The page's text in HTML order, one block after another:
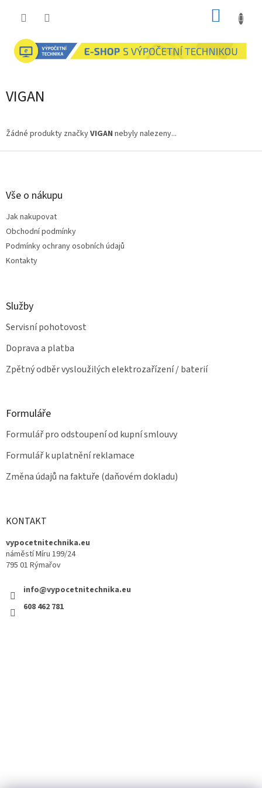
VIGAN
Žádné produkty značkyVIGAN nebyly nalezeny...
Z
Vše o nákupu
Jak nakupovat
Obchodní podmínky
Podmínky ochrany osobních údajů
Kontakty
Služby
Servisní pohotovost
Doprava a platba
Zpětný odběr vysloužilých elektrozařízení / baterií
Formuláře
Formulář pro odstoupení od kupní smlouvy
Formulář k uplatnění reklamace
Změna údajů na faktuře (daňovém dokladu)
KONTAKT
vypocetnitechnika.eu
náměstí Míru 199/24
795 01 Rýmařov
info@vypocetnitechnika.eu
608 462 781